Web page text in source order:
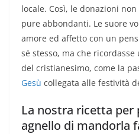
locale. Così, le donazioni
pure abbondanti. Le suore
amore ed affetto con un
sé stesso, ma che
del cristianesimo, come la
Gesù collegata alle festività
La nostra ricetta per
agnello di mandorla